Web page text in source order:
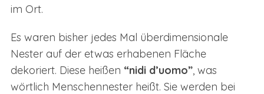
im Ort.
Es waren bisher jedes Mal überdimensionale
Nester auf der etwas erhabenen Fläche
dekoriert. Diese heißen “nidi d’uomo”, was
wörtlich Menschennester heißt. Sie werden bei